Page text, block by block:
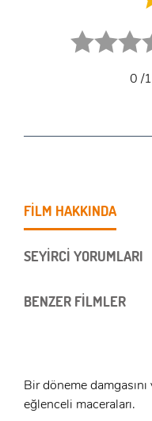
0/
FİLM HAKKINDA
SEYİRCİ YORUMLARI
BENZER FİLMLER
Bir döneme
eğlenceli maceraları.